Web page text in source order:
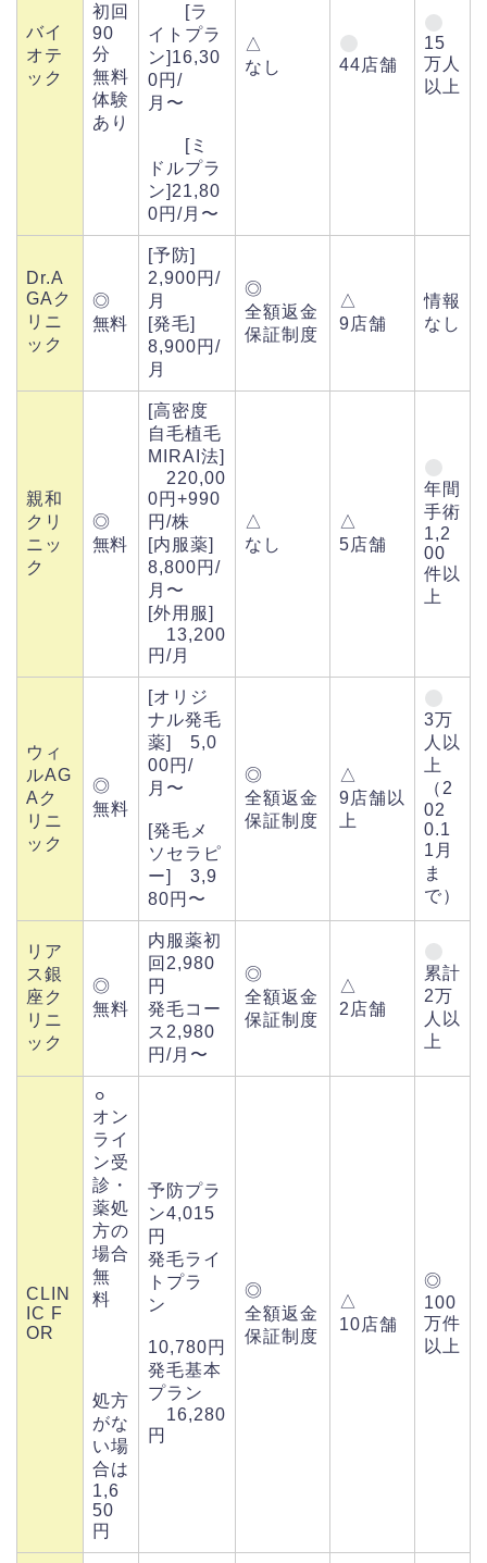
バイ
オテ
ック
初回
90
分
無料
体験
あり
[ラ
イトプラ
ン]16,30
0円/
月〜
[ミ
ドルプラ
ン]21,80
0円/月〜
△
なし
44店舗
15
万人
以上
Dr.A
GAク
リニ
ック
◎
無料
[予防]
2,900円/
月
[発毛]
8,900円/
月
◎
全額返金
保証制度
△
9店舗
情報
なし
親和
クリ
ニッ
ク
◎
無料
[高密度
自毛植毛
MIRAI法]
220,00
0円+990
円/株
[内服薬]
8,800円/
月〜
[外用服]
13,200
円/月
△
なし
△
5店舗
年間
手術
1,2
00
件以
上
ウィ
ルAG
Aク
リニ
ック
◎
無料
[オリジ
ナル発毛
薬] 5,0
00円/
月〜
[発毛メ
ソセラピ
ー] 3,9
80円〜
◎
全額返金
保証制度
△
9店舗以
上
3万
人以
上
（2
02
0.1
1月
ま
で）
リア
ス銀
座ク
リニ
ック
◎
無料
内服薬初
回2,980
円
発毛コー
ス2,980
円/月〜
◎
全額返金
保証制度
△
2店舗
累計
2万
人以
上
CLIN
IC F
OR
⚪︎
オン
ライ
ン受
診・
薬処
方の
場合
無
料
処方
がな
い場
合は
1,6
50
円
予防プラ
ン4,015
円
発毛ライ
トプラ
ン
10,780円
発毛基本
プラン
16,280
円
◎
全額返金
保証制度
△
10店舗
◎
100
万件
以上